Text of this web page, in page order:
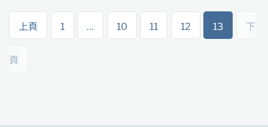
上頁 1 … 10 11 12 13 下
頁